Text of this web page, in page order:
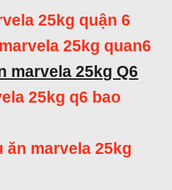
25kg quận 6
25kg quan6
marvela 25kg Q6
25kg q6 bao
ăn marvela 25kg